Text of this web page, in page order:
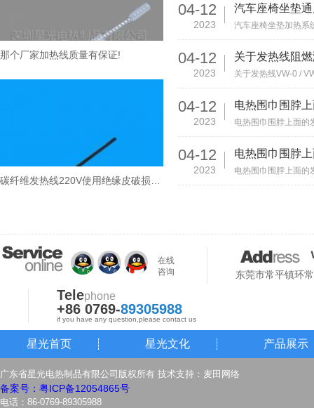
那个厂家加热线质量有保证!
04-12
2023
04-12
2023
关于发热线阻
04-12
2023
04-12
2023
在线
咨询
东莞市常平镇环
Telephone
+86 0769-89305988
if you have any question,please contact us
星光首页 星光文化 产品展示
广东省星光电热制品有限公司版权所有 技术支持： 麦田网络
备案号：粤ICP备12054865号
电话：86-0769-89305988